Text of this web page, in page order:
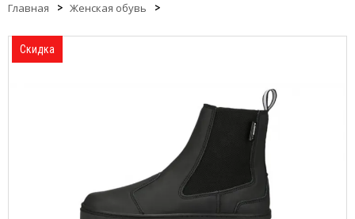
Главная Женская обувь
Скидка